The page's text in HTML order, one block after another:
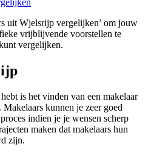
uit Wjelsrijp vergelijken’ om jouw
vrijblijvende voorstellen te
vergelijken.
is het vinden van een makelaar
kunnen je zeer goed
indien je je wensen scherp
maken dat makelaars hun
zijn.